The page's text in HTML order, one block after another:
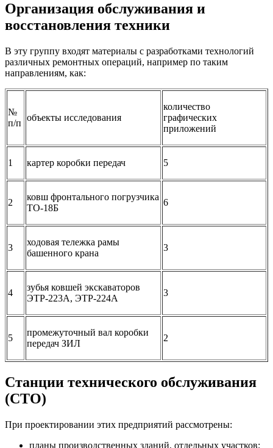
Организация обслуживания и
восстановления техники
В эту группу входят материалы с разработками технологий
различных ремонтных операций, например по таким
направлениям, как:
№
п/п
объекты исследования
количество
графических
приложений
1 картер коробки передач 5
2
ковш фронтального погрузчика
ТО-18Б
6
3
ходовая тележка рамы
башенного крана
3
4
зубья ковшей экскаваторов
ЭТР-223А, ЭТР-224А
3
5
промежуточный вал коробки
передач ЗИЛ
2
Станции технического обслуживания
(СТО)
При проектировании этих предприятий рассмотрены:
планы производственных зданий, отдельных участков;